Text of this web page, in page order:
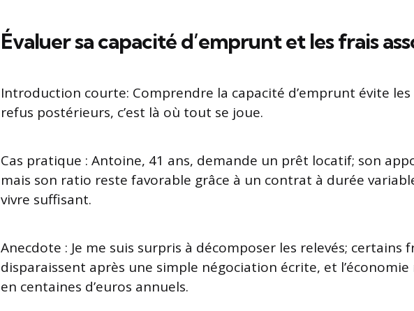
Évaluer sa capacité d’emprunt et les frais
Introduction courte: Comprendre la capacité d’emprunt évite
refus postérieurs, c’est là où tout se joue.
Cas pratique : Antoine, 41 ans, demande un prêt locatif; son
mais son ratio reste favorable grâce à un contrat à durée
vivre suffisant.
Anecdote : Je me suis surpris à décomposer les relevés; certains
disparaissent après une simple négociation écrite, et
en centaines d’euros annuels.